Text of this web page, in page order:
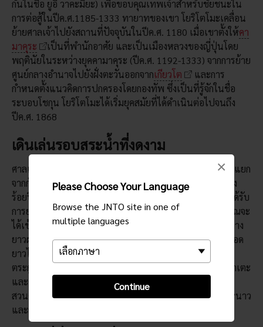
Please Choose Your Language
Browse the JNTO site in one of
multiple languages
Continue
×
กันในชื่อ ยูอิ วาคะมิยะ) เพื่อขอบคุณเทพเจ้าสำหรับชัยชนะใน
การต่อสู้ในปีค.ศ.1185-1333 ทายาทของเขา โยริโตโมะเคลื่อน
ย้ายศาลเจ้าไปยังสถานที่ปัจจุบันในปีค.ศ. 1180 เมื่อเขาตั้งให้คา
มาคุระ
เป็นที่พำนักอาศัย และเป็นเมืองหลวงของญี่ปุ่นโดย
พฤตินัยในระหว่างยุคคามาคุระ (ปีค.ศ. 1192-1333) จากการย้าย
ศูนย์กลางอำนาจไปยังฝั่งตะวันออกจากเกียวโต
และการ
กำหนดตั้งแนวคิดการปกครองโดยกองทัพ ซึ่งเป็นที่รู้จักในชื่อ
ระบอบโชกุน โยริโตโมะได้เริ่มยุคสมัยที่ได้ดำเนินต่อไปจนถึง
ปีค.ศ. 1868
เดินเล่นรอบสระน้ำที่งดงาม
ศาลเจ้าทสึรุกะโอกะฮะชิมังกูมีความเกี่ยวข้องอย่างไม่สามารถแยก
จากกันได้กับประวัติศาสตร์และวัฒนธรรมของญี่ปุ่นเกือบหนึ่ง
ร้อยปี ในปัจจุบัน ศาลเจ้าซึ่งตั้งอยู่ใจกลางเมืองคามาคุระ
ได้รับ
การยอมรับอย่างกว้างขวางว่าเป็นวิญญาณของเมืองแห่งนี้ คุณจะ
ได้เข้าสู่ประตูโทริอิสีแดงมากมายที่มีขนาดมหึมาเป็นระยะทาง
ยาวผ่านใจกลางเมืองคามาคุระ
แต่ละฝั่งของถนนกว้างที่ทอด
ยาวไปถึงศาลเจ้าแห่งนี้มีสระน้ำสองสระ ซึ่งเป็นตัวแทนของ
ตระกูลมินาโมโตะที่ก่อตั้งศาลเจ้าแห่งนี้และคามาคุระ โชกุนาเตะ
และตระกูลไทระคู่แข่งที่คอยเป็นหนามทิ่มแทง
สวนดอกโบตั๋นข้างสระน้ำมินาโมโตะจะเปิดให้บริการในฤดูหนาว
และฤดูใบไม้ผลิซึ่งเป็นช่วงที่ดอกโบตั๋นบานสะพรั่ง